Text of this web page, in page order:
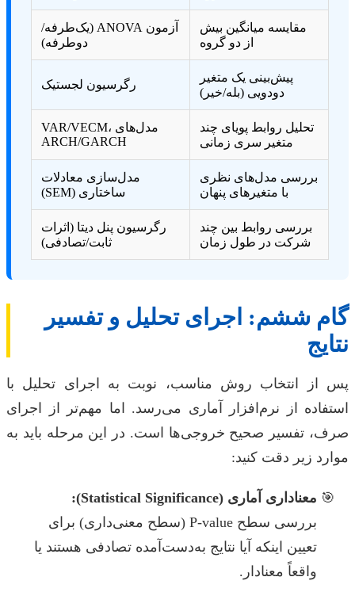
مقایسه میانگین بیش
از دو گروه
آزمون ANOVA (یک‌طرفه/
دوطرفه)
پیش‌بینی یک متغیر
دودویی (بله/خیر)
رگرسیون لجستیک
تحلیل روابط پویای چند
متغیر سری زمانی
مدل‌های VAR/VECM،
ARCH/GARCH
بررسی مدل‌های نظری
با متغیرهای پنهان
مدل‌سازی معادلات
ساختاری (SEM)
بررسی روابط بین چند
شرکت در طول زمان
رگرسیون پنل دیتا (اثرات
ثابت/تصادفی)
گام ششم: اجرای تحلیل و تفسیر
نتایج
پس از انتخاب روش مناسب، نوبت به اجرای تحلیل با
استفاده از نرم‌افزار آماری می‌رسد. اما مهم‌تر از اجرای
صرف، تفسیر صحیح خروجی‌ها است. در این مرحله باید به
موارد زیر دقت کنید:
معناداری آماری (Statistical Significance):
بررسی سطح P-value (سطح معنی‌داری) برای
تعیین اینکه آیا نتایج به‌دست‌آمده تصادفی هستند یا
واقعاً معنادار.